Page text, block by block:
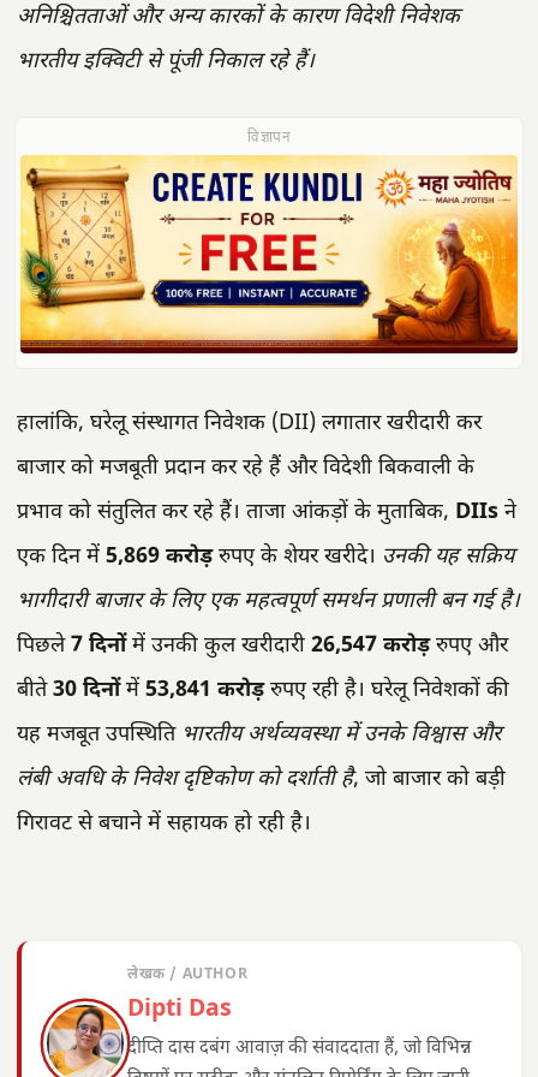
अनिश्चितताओं और अन्य कारकों के कारण विदेशी निवेशक
भारतीय इक्विटी से पूंजी निकाल रहे हैं।
विज्ञापन
हालांकि, घरेलू संस्थागत निवेशक (DII) लगातार खरीदारी कर
बाजार को मजबूती प्रदान कर रहे हैं और विदेशी बिकवाली के
प्रभाव को संतुलित कर रहे हैं। ताजा आंकड़ों के मुताबिक, DIIs ने
एक दिन में 5,869 करोड़रुपए के शेयर खरीदे। उनकी यह सक्रिय
भागीदारी बाजार के लिए एक महत्वपूर्ण समर्थन प्रणाली बन गई है।
पिछले7 दिनोंमें उनकी कुल खरीदारी 26,547 करोड़रुपए और
बीते30 दिनोंमें 53,841 करोड़रुपए रही है। घरेलू निवेशकों की
यह मजबूत उपस्थिति भारतीय अर्थव्यवस्था में उनके विश्वास और
लंबी अवधि के निवेश दृष्टिकोण को दर्शाती है, जो बाजार को बड़ी
गिरावट से बचाने में सहायक हो रही है।
लेखक / AUTHOR
Dipti Das
दीप्ति दास दबंग आवाज़ की संवाददाता हैं, जो विभिन्न